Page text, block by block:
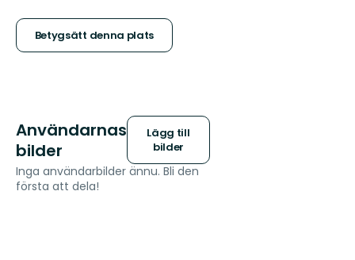
stjärnor
Betygsätt denna plats
Användarnas
bilder
Lägg till
bilder
Inga användarbilder ännu. Bli den
första att dela!